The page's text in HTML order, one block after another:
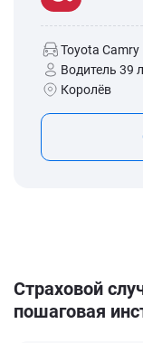
Toyota Camry
Водитель 39
Королёв
Страховой
пошаговая